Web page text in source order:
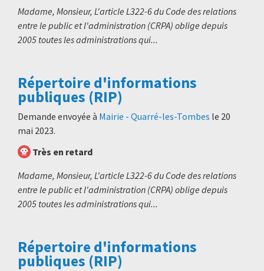
Madame, Monsieur, L'article L322-6 du Code des relations
entre le public et l'administration (CRPA) oblige depuis
2005 toutes les administrations qui...
Répertoire d'informations
publiques (RIP)
Demande envoyée à Mairie - Quarré-les-Tombes le 20
mai 2023.
Très en retard
Madame, Monsieur, L'article L322-6 du Code des relations
entre le public et l'administration (CRPA) oblige depuis
2005 toutes les administrations qui...
Répertoire d'informations
publiques (RIP)